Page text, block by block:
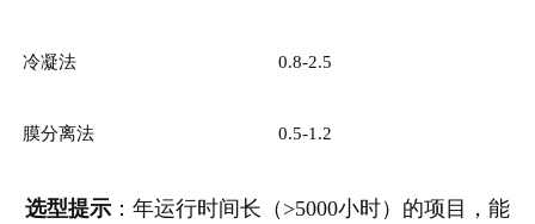
冷凝法 0.8-2.5
膜分离法 0.5-1.2
选型提示：年运行时间长（>5000小时）的项目，能